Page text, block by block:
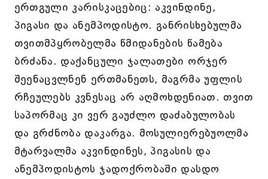
ერთგული კარისკაცებიც: აკვინდინე,
პიგასი და ანემპოდისტო. განრისხებულმა
თვითმპყრობელმა წმიდანების წამება
ბრძანა. დაქანცული ჯალათები ორჯერ
შეენაცვლნენ ერთმანეთს, მაგრმა უფლის
რჩეულებს კვნესაც არ აღმოხდენიათ. თვით
საპორმაც კი ვერ გაუძლო დაძაბულობას
და გრძნობა დაკარგა. მოსულიერებუოლმა
მტარვალმა აკვინდინეს, პიგასის და
ანემპოდისტოს ჯადოქრობაში დასდო